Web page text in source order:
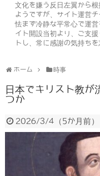
文化を嫌う反日左翼から
ようですが、サイト運営
怯まず冷静な平常心で運
イト開設当初より、ご支
トし、常に感謝の気持ち
ホーム 時事
日本でキリスト教が
つか
2026/3/4 （5か月前）